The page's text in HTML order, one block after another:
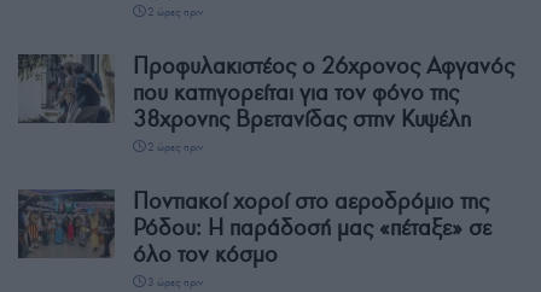
2 ώρες πριν
Προφυλακιστέος ο 26χρονος Αφγανός
που κατηγορείται για τον φόνο της
38χρονης Βρετανίδας στην Κυψέλη
2 ώρες πριν
Ποντιακοί χοροί στο αεροδρόμιο της
Ρόδου: Η παράδοσή μας «πέταξε» σε
όλο τον κόσμο
3 ώρες πριν